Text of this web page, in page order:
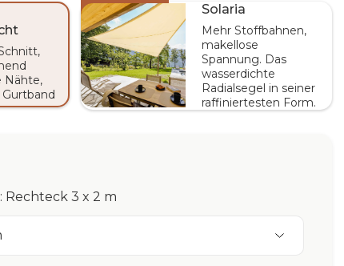
Nähte,
Solaria
Mehr Stoffbahnen,
makellose
Spannung. Das
wasserdichte
Radialsegel in seiner
raffiniertesten Form.
3 x 2 m